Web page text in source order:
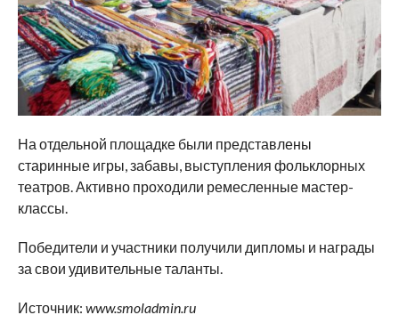
На отдельной площадке были представлены
старинные игры, забавы, выступления фольклорных
театров. Активно проходили ремесленные мастер-
классы.
Победители и участники получили дипломы и награды
за свои удивительные таланты.
Источник: www.smoladmin.ru